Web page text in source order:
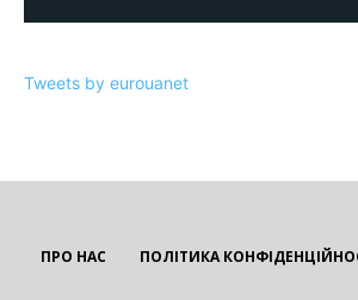
Tweets by eurouanet
ПРО НАС ПОЛІТИКА